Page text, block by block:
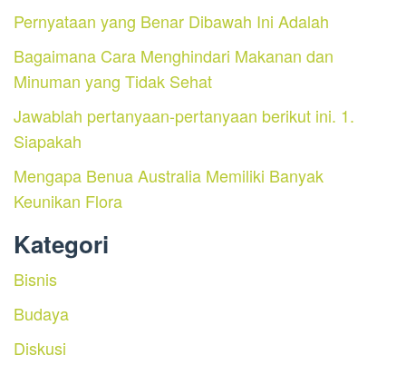
Pernyataan yang Benar Dibawah Ini Adalah
Bagaimana Cara Menghindari Makanan dan
Minuman yang Tidak Sehat
Jawablah pertanyaan-pertanyaan berikut ini. 1.
Siapakah
Mengapa Benua Australia Memiliki Banyak
Keunikan Flora
Kategori
Bisnis
Budaya
Diskusi